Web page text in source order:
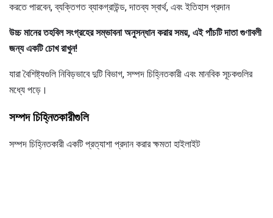
করতে পারবেন, ব্যক্তিগত ব্যাকগ্রাউন্ড, দাতব্য স্বার্থ, এবং ইতিহাস প্রদান
উচ্চ মানের তহবিল সংগ্রহের সম্ভাবনা অনুসন্ধান করার সময়, এই পাঁচটি দাতা গুণাবলী
জন্য একটি চোখ রাখুন!
যারা বৈশিষ্ট্যগুলি নিবিড়ভাবে দুটি বিভাগ, সম্পদ চিহ্নিতকারী এবং মানবিক সূচকগুলির
মধ্যে পড়ে।
সম্পদ চিহ্নিতকারীগুলি
সম্পদ চিহ্নিতকারী একটি প্রত্যাশা প্রদান করার ক্ষমতা হাইলাইট